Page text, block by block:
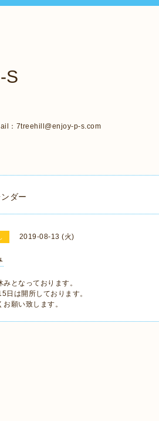
S
7treehill@enjoy-p-s.com
ダー
2019-08-13 (火)
みとなっております。
日は開所しております。
お願い致します。